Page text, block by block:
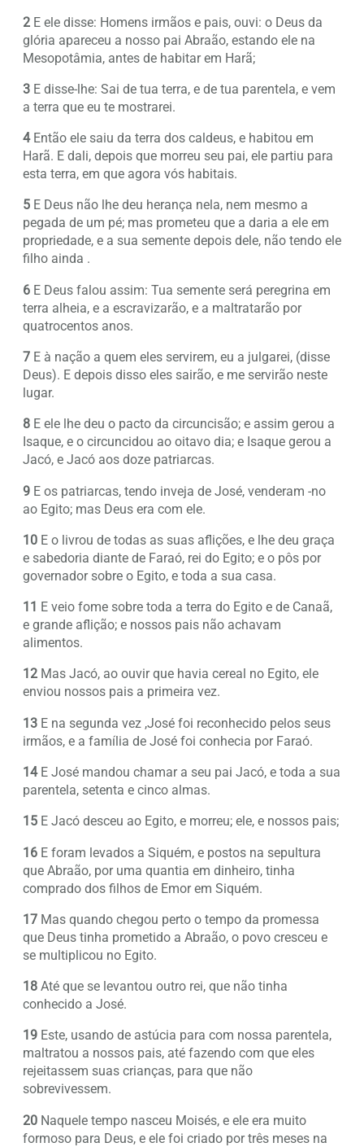
2 E ele disse: Homens irmãos e pais, ouvi: o Deus da
glória apareceu a nosso pai Abraão, estando ele na
Mesopotâmia, antes de habitar em Harã;
3 E disse-lhe: Sai de tua terra, e de tua parentela, e vem
a terra que eu te mostrarei.
4Então ele saiu da terra dos caldeus, e habitou em
Harã. E dali, depois que morreu seu pai, ele partiu para
esta terra, em que agora vós habitais.
5 E Deus não lhe deu herança nela, nem mesmo a
pegada de um pé; mas prometeu que a daria a ele em
propriedade, e a sua semente depois dele, não tendo ele
filho ainda .
6 E Deus falou assim: Tua semente será peregrina em
terra alheia, e a escravizarão, e a maltratarão por
quatrocentos anos.
7 E à nação a quem eles servirem, eu a julgarei, (disse
Deus). E depois disso eles sairão, e me servirão neste
lugar.
8 E ele lhe deu o pacto da circuncisão; e assim gerou a
Isaque, e o circuncidou ao oitavo dia; e Isaque gerou a
Jacó, e Jacó aos doze patriarcas.
9 E os patriarcas, tendo inveja de José, venderam -no
ao Egito; mas Deus era com ele.
10 E o livrou de todas as suas aflições, e lhe deu graça
e sabedoria diante de Faraó, rei do Egito; e o pôs por
governador sobre o Egito, e toda a sua casa.
11 E veio fome sobre toda a terra do Egito e de Canaã,
e grande aflição; e nossos pais não achavam
alimentos.
12 Mas Jacó, ao ouvir que havia cereal no Egito, ele
enviou nossos pais a primeira vez.
13 E na segunda vez ,José foi reconhecido pelos seus
irmãos, e a família de José foi conhecia por Faraó.
14E José mandou chamar a seu pai Jacó, e toda a sua
parentela, setenta e cinco almas.
15 E Jacó desceu ao Egito, e morreu; ele, e nossos pais;
16 E foram levados a Siquém, e postos na sepultura
que Abraão, por uma quantia em dinheiro, tinha
comprado dos filhos de Emor em Siquém.
17 Mas quando chegou perto o tempo da promessa
que Deus tinha prometido a Abraão, o povo cresceu e
se multiplicou no Egito.
18 Até que se levantou outro rei, que não tinha
conhecido a José.
19 Este, usando de astúcia para com nossa parentela,
maltratou a nossos pais, até fazendo com que eles
rejeitassem suas crianças, para que não
sobrevivessem.
20 Naquele tempo nasceu Moisés, e ele era muito
formoso para Deus, e ele foi criado por três meses na